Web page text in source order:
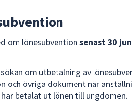
om lönesubvention senast 30
om utbetalning av
och övriga dokument när
betalat ut lönen till ungdomen.